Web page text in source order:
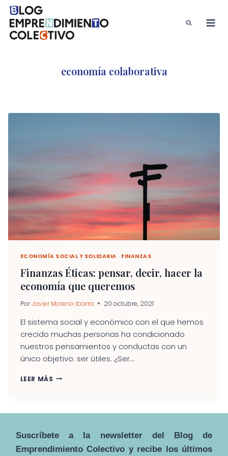
Saltar
contenido
economía colaborativa
ECONOMÍA SOCIAL Y SOLIDARIA · FINANZAS
Finanzas Éticas: pensar, decir, hacer la
economía que queremos
Por Javier Moreno Ibarra 20 octubre, 2021
El sistema social y económico con el que hemos
crecido muchas personas ha condicionado
nuestros pensamientos y conductas con un
único objetivo: ser útiles. ¿Ser...
LEER MÁS FINANZAS
HACER
ECONOMÍA
QUE
QUEREMOS
Suscríbete a la newsletter del Blog de
Emprendimiento Colectivo y recibe los últimos